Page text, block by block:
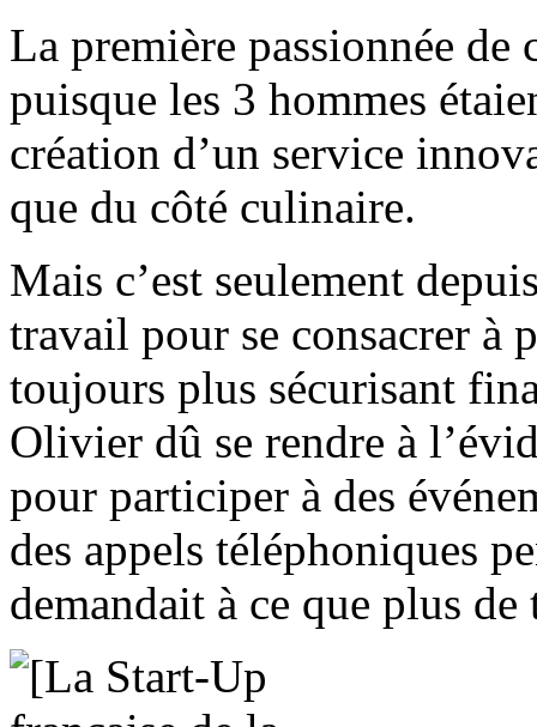
La première passionnée
puisque les 3 hommes
création d’un service
que du côté culinaire.
Mais c’est seulement
travail pour se consacrer à
toujours plus sécurisant
Olivier dû se rendre à
pour participer à des
des appels téléphoniques
demandait à ce que plus